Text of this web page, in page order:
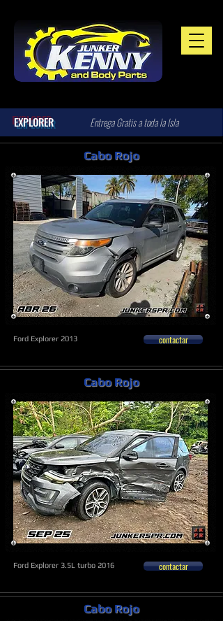
EXPLORER Entrega Gratis a toda la Isla
Cabo Rojo
Ford Explorer 2013 contactar
Cabo Rojo
Ford Explorer 3.5L turbo 2016 contactar
Cabo Rojo